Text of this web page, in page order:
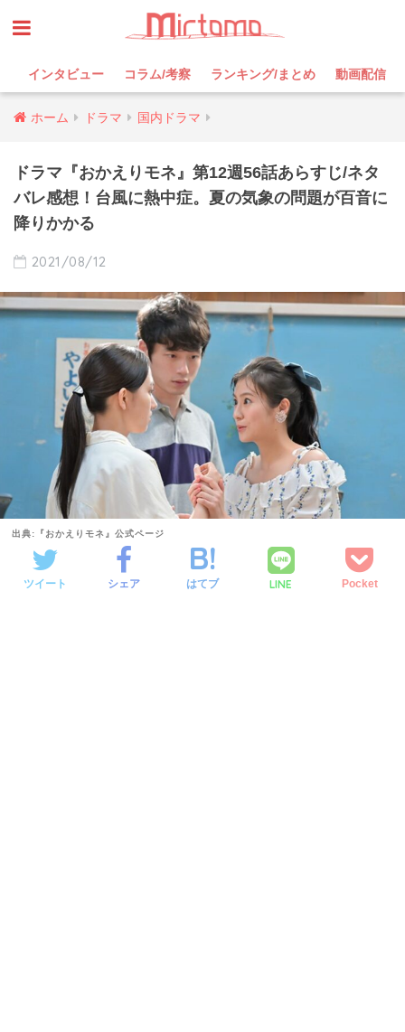
インタビュー コラム/考察 ランキング/まとめ 動画配信
ホーム ドラマ 国内ドラマ
ドラマ『おかえりモネ』第12週56話あらすじ/ネタ
バレ感想！台風に熱中症。夏の気象の問題が百音に
降りかかる
2021/08/12
出典:『おかえりモネ』公式ページ
ツイート シェア はてブ LINE Pocket